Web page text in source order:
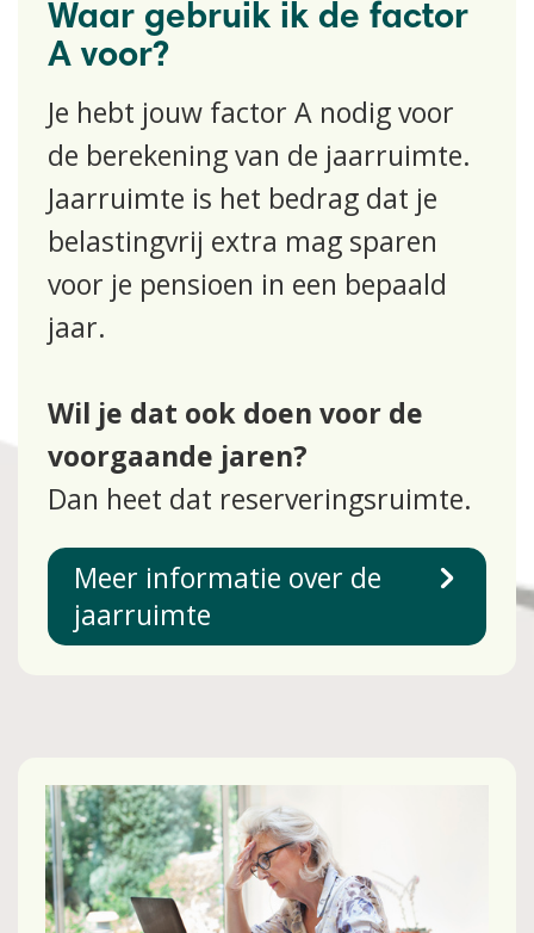
Waar gebruik ik de factor
A voor?
Je hebt jouw factor A nodig voor
de berekening van de jaarruimte.
Jaarruimte is het bedrag dat je
belastingvrij extra mag sparen
voor je pensioen in een bepaald
jaar.
Wil je dat ook doen voor de
voorgaande jaren?
Dan heet dat reserveringsruimte.
Meer informatie over de
jaarruimte